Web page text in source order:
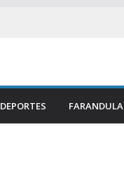
DEPORTES FARANDULA